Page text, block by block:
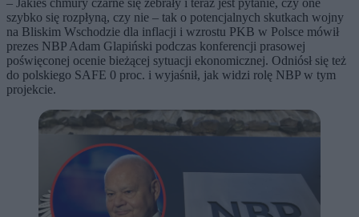
szybko się rozpłyną, czy nie – tak o potencjalnych skutkach wojny
na Bliskim Wschodzie dla inflacji i wzrostu PKB w Polsce mówił
prezes NBP Adam Glapiński podczas konferencji prasowej
poświęconej ocenie bieżącej sytuacji ekonomicznej. Odniósł się też
do polskiego SAFE 0 proc. i wyjaśnił, jak widzi rolę NBP w tym
projekcie.